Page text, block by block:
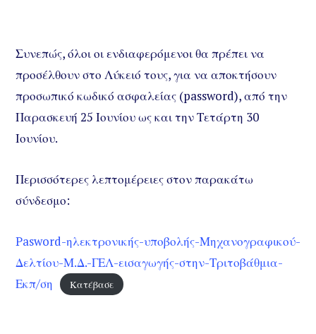
Συνεπώς, όλοι οι ενδιαφερόμενοι θα πρέπει να
προσέλθουν στο Λύκειό τους, για να αποκτήσουν
προσωπικό κωδικό ασφαλείας (password), από την
Παρασκευή 25 Ιουνίου ως και την Τετάρτη 30
Ιουνίου.
Περισσότερες λεπτομέρειες στον παρακάτω
σύνδεσμο:
Pasword-ηλεκτρονικής-υποβολής-Μηχανογραφικού-
Δελτίου-Μ.Δ.-ΓΕΛ-εισαγωγής-στην-Τριτοβάθμια-
Εκπ/ση
Κατέβασε